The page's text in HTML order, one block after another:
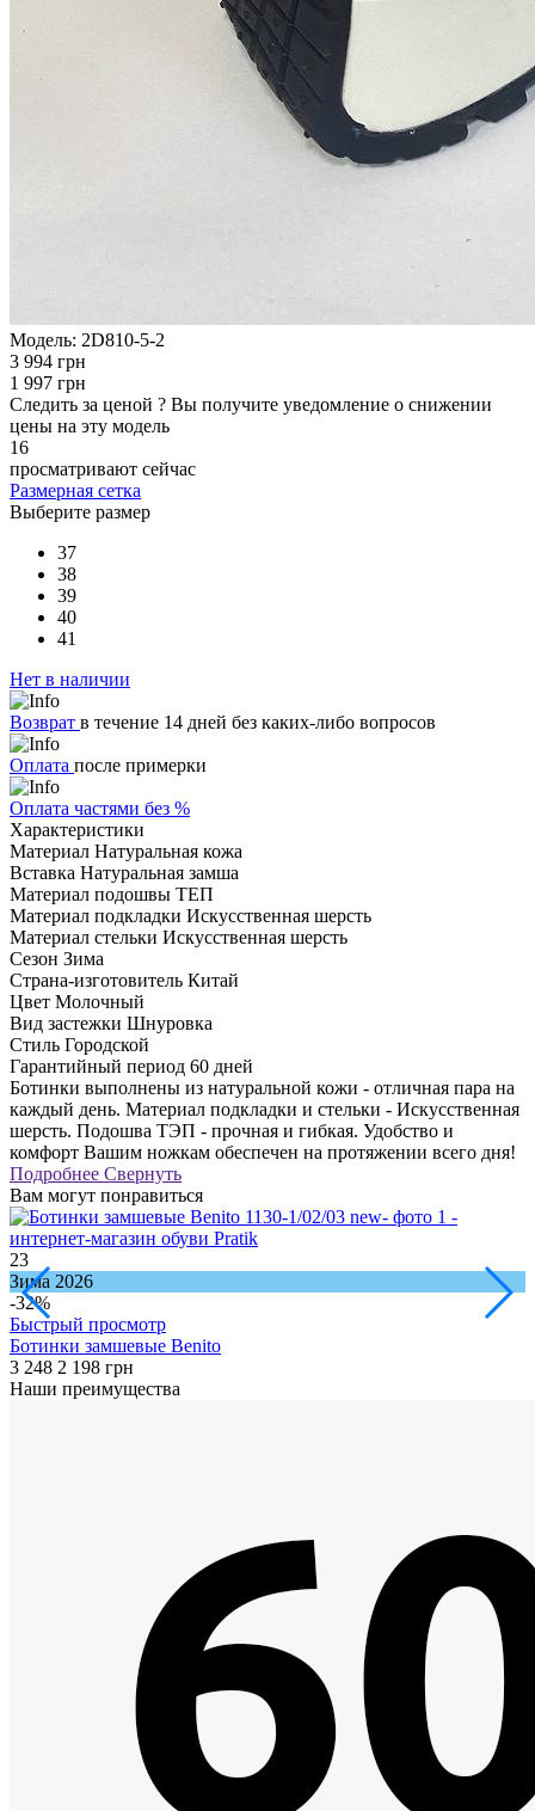
Модель: 2D810-5-2
3 994 грн
1 997 грн
Следить за ценой ? Вы получите уведомление о снижении
цены на эту модель
16
просматривают сейчас
Размерная сетка
Выберите размер
37
38
39
40
41
Нет в наличии
Возврат в течение 14 дней без каких-либо вопросов
Оплата после примерки
Оплата частями без %
Характеристики
Материал Натуральная кожа
Вставка Натуральная замша
Материал подошвы ТЕП
Материал подкладки Искусственная шерсть
Материал стельки Искусственная шерсть
Сезон Зима
Страна-изготовитель Китай
Цвет Молочный
Вид застежки Шнуровка
Стиль Городской
Гарантийный период 60 дней
Ботинки выполнены из натуральной кожи - отличная пара на
каждый день. Материал подкладки и стельки - Искусственная
шерсть. Подошва ТЭП - прочная и гибкая. Удобство и
комфорт Вашим ножкам обеспечен на протяжении всего дня!
Подробнее Свернуть
Вам могут понравиться
23
Зима 2026
-32%
Быстрый просмотр
Ботинки замшевые Benito
3 248 2 198 грн
Наши преимущества